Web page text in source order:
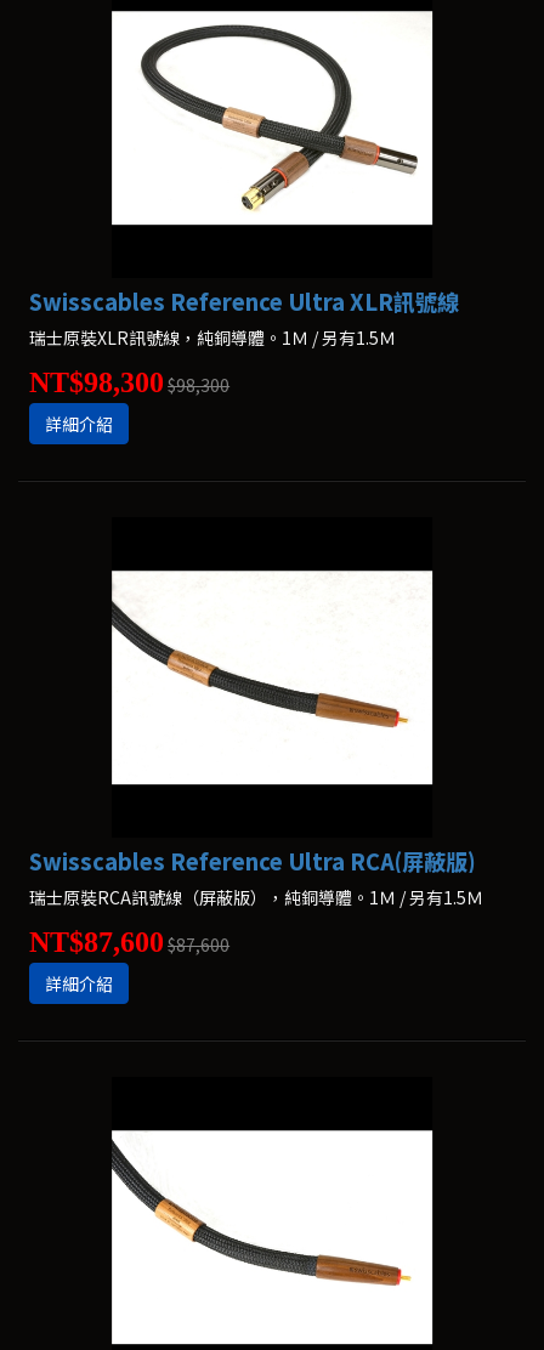
Swisscables Reference Ultra XLR訊號線
瑞士原裝XLR訊號線，純銅導體。1Ｍ / 另有1.5Ｍ
NT$98,300 $98,300
詳細介紹
Swisscables Reference Ultra RCA(屏蔽版)
瑞士原裝RCA訊號線（屏蔽版），純銅導體。1Ｍ / 另有1.5Ｍ
NT$87,600 $87,600
詳細介紹